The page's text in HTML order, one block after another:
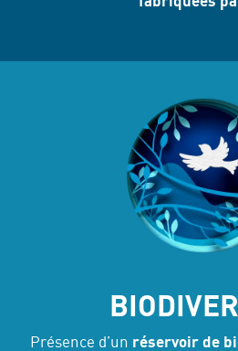
Présence d’un réservoir de